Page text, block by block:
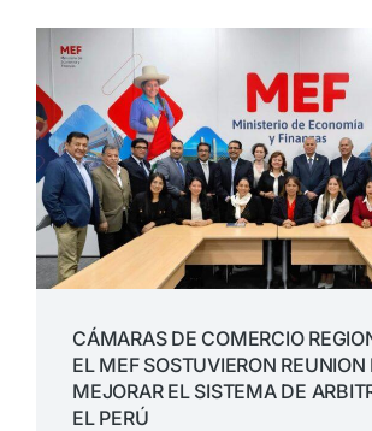
CÁMARAS DE COMERCIO
EL MEF SOSTUVIERON REUNION
MEJORAR EL SISTEMA DE
EL PERÚ